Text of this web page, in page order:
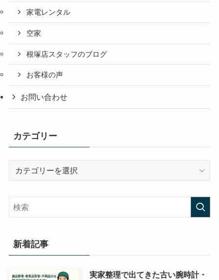
家電レンタル
空家
根塚店スタッフのブログ
お客様の声
お問い合わせ
カテゴリー
リ
新着記事
実家整理で出てきた古い腕時計・